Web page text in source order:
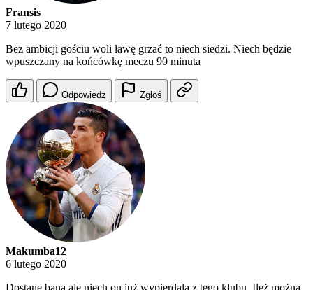
Fransis
7 lutego 2020
Bez ambicji gościu woli ławę grzać to niech siedzi. Niech będzie
wpuszczany na końcówkę meczu 90 minuta
Odpowiedz Zgłoś
Makumba12
6 lutego 2020
Dostanę bana ale niech on już wypierdala z tego klubu. Ileż można